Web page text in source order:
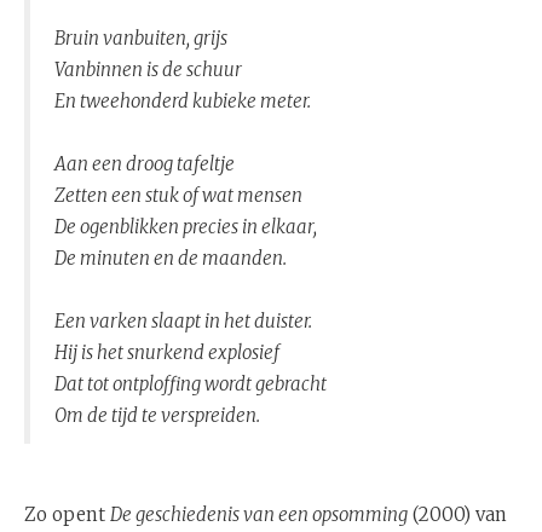
Bruin vanbuiten, grijs
Vanbinnen is de schuur
En tweehonderd kubieke meter.
Aan een droog tafeltje
Zetten een stuk of wat mensen
De ogenblikken precies in elkaar,
De minuten en de maanden.
Een varken slaapt in het duister.
Hij is het snurkend explosief
Dat tot ontploffing wordt gebracht
Om de tijd te verspreiden.
Zo opent De geschiedenis van een opsomming (2000) van